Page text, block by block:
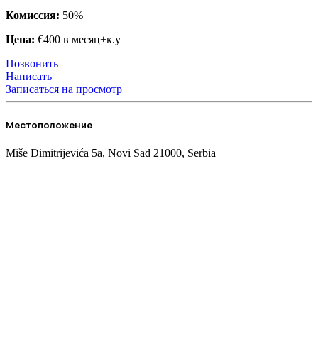
Комиссия: 50%
Цена: €400 в месяц+к.у
Позвонить
Написать
Записаться на просмотр
Местоположение
Miše Dimitrijevića 5a, Novi Sad 21000, Serbia